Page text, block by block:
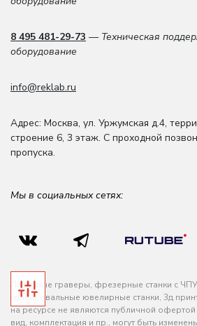
8 495 481-29-73 — Техническая
оборудование
info@reklab.ru
Адрес: Москва, ул. Уржумская д.4,
строение 6, 3 этаж. С проходной
пропуска.
Мы в социальных сетях:
Лазерные граверы, фрезерные станки с
гравировальные ювелирные станки, 3д
на ресурсе не являются публичной офертой
вид, комплектация и пр., могут быть